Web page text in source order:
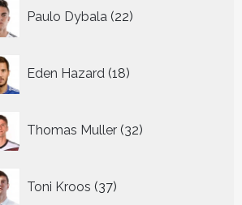
Paulo Dybala 22
producten
Eden Hazard 18
producten
Thomas Muller 32
producten
Toni Kroos 37
producten